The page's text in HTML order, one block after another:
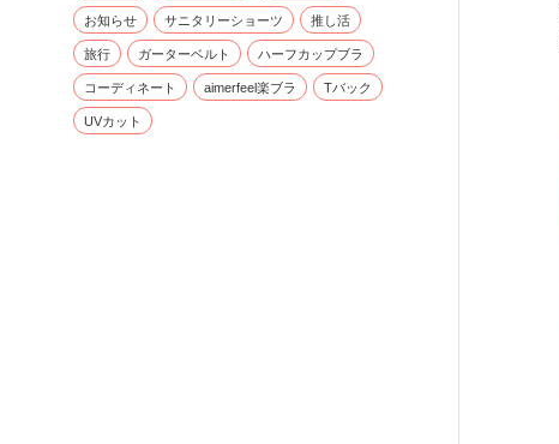
お知らせ サニタリーショーツ 推し活
旅行 ガーターベルト ハーフカップブラ
コーディネート aimerfeel楽ブラ Tバック
UVカット